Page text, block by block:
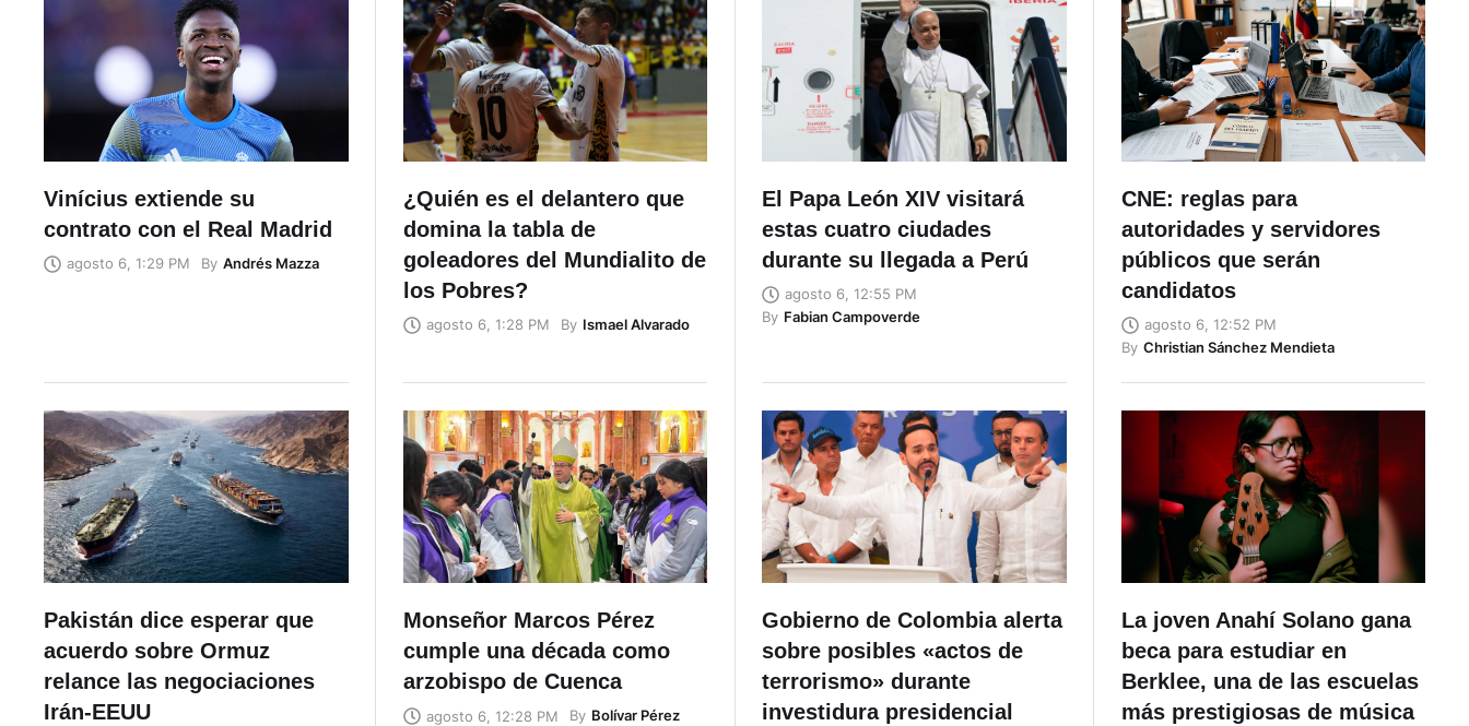
Vinícius extiende su
contrato con el Real Madrid
agosto 6, 1:29 PM By Andrés Mazza
¿Quién es el delantero que
domina la tabla de
goleadores del Mundialito de
los Pobres?
agosto 6, 1:28 PM By Ismael Alvarado
El Papa León XIV visitará
estas cuatro ciudades
durante su llegada a Perú
agosto 6, 12:55 PM
By Fabian Campoverde
CNE: reglas para
autoridades y servidores
públicos que serán
candidatos
agosto 6, 12:52 PM
By Christian Sánchez Mendieta
Pakistán dice esperar que
acuerdo sobre Ormuz
relance las negociaciones
Irán-EEUU
Monseñor Marcos Pérez
cumple una década como
arzobispo de Cuenca
agosto 6, 12:28 PM By Bolívar Pérez
Gobierno de Colombia alerta
sobre posibles «actos de
terrorismo» durante
investidura presidencial
La joven Anahí Solano gana
beca para estudiar en
Berklee, una de las escuelas
más prestigiosas de música